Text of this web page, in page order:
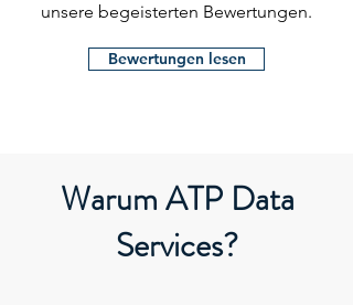
unsere begeisterten Bewertungen.
Bewertungen lesen
Warum ATP Data
Services?